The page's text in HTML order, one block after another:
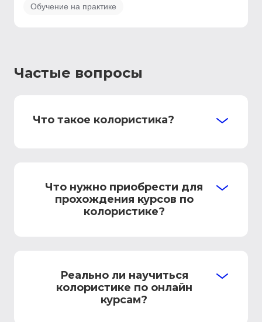
Обучение на практике
Частые вопросы
Что такое колористика?
Что нужно приобрести для
прохождения курсов по
колористике?
Реально ли научиться
колористике по онлайн
курсам?